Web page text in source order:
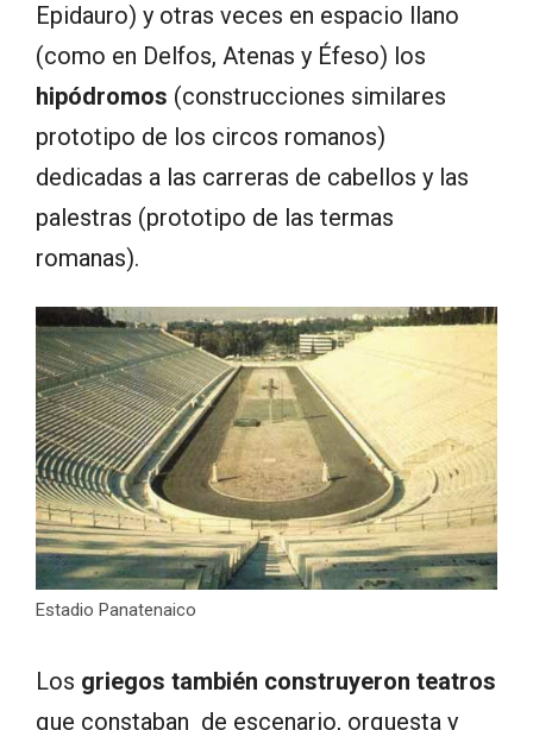
Epidauro) y otras veces en espacio llano
(como en Delfos, Atenas y Éfeso) los
hipódromos (construcciones similares
prototipo de los circos romanos)
dedicadas a las carreras de cabellos y las
palestras (prototipo de las termas
romanas).
Estadio Panatenaico
Los griegos también construyeron teatros
que constaban de escenario, orquesta y